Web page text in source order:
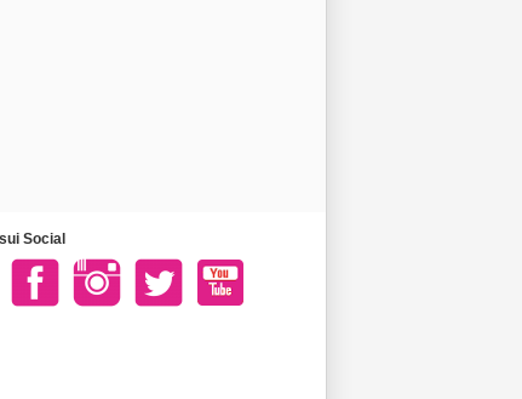
Social